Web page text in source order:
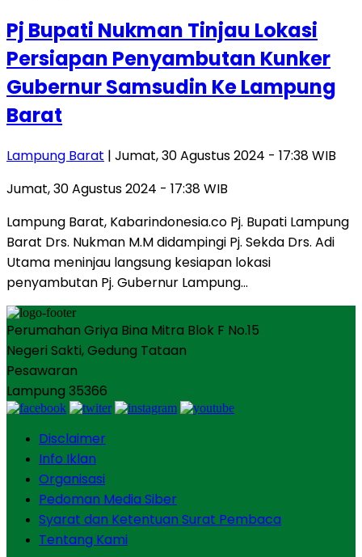
Pj Bupati Nukman Tinjau Lokasi
Persiapan Penyambutan Kunker
Gubernur Samsudin Ke Lampung
Barat
Lampung Barat | Jumat, 30 Agustus 2024 - 17:38 WIB
Jumat, 30 Agustus 2024 - 17:38 WIB
Lampung Barat, Kabarindonesia.co Pj. Bupati Lampung
Barat Drs. Nukman M.M didampingi Pj. Sekda Drs. Adi
Utama meninjau langsung kesiapan lokasi
penyambutan Pj. Gubernur Lampung…
Perumahan Griya Bina Mitra Blok F No.15
Negeri Sakti, Gedung Tataan
Pesawaran
Lampung 35366
Disclaimer
Info Iklan
Organisasi
Pedoman Media Siber
Syarat dan Ketentuan Surat Pembaca
Tentang Kami